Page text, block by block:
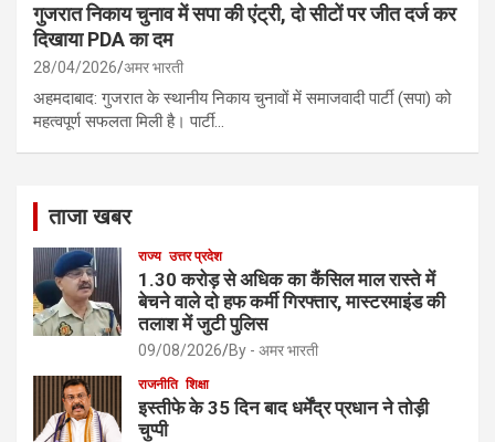
गुजरात निकाय चुनाव में सपा की एंट्री, दो सीटों पर जीत दर्ज कर
दिखाया PDA का दम
28/04/2026 अमर भारती
अहमदाबाद: गुजरात के स्थानीय निकाय चुनावों में समाजवादी पार्टी (सपा) को
महत्वपूर्ण सफलता मिली है। पार्टी…
ताजा खबर
राज्य उत्तर प्रदेश
1.30 करोड़ से अधिक का कैंसिल माल रास्ते में
बेचने वाले दो हफ कर्मी गिरफ्तार, मास्टरमाइंड की
तलाश में जुटी पुलिस
09/08/2026 By - अमर भारती
राजनीति शिक्षा
इस्तीफे के 35 दिन बाद धर्मेंद्र प्रधान ने तोड़ी
चुप्पी